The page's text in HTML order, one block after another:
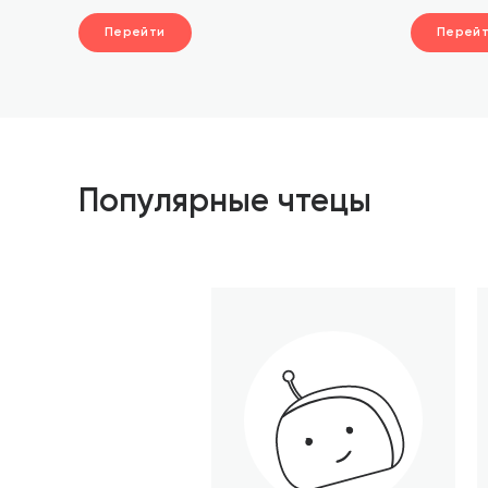
Перейти
Популярные чтецы